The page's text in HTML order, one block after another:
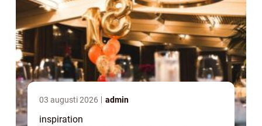
03 augusti 2026 admin
inspiration